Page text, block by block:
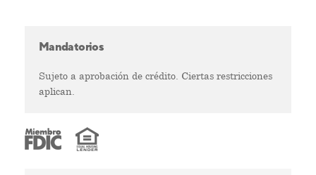
Mandatorios
Sujeto a aprobación de crédito. Ciertas restricciones
aplican.